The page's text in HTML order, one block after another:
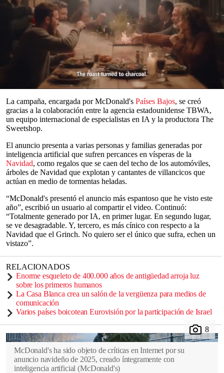
seconds
seconds
Read in English
McDonald's ha sido objeto de intensas críticas en Internet por su
anuncio navideño de 2025, creado íntegramente coninteligencia
El gigante de la comida rápida es la última gran empresa que ha
realizado una campaña publicitaria generada totalmente por
inteligencia artificial, después deCoca-Cola, cuyo anuncio también
causó rechazo en Internet.
La campaña, encargada por McDonald's Países Bajos, se creó
gracias a la colaboración entre la agencia estadounidense TBWA,
un equipo internacional de especialistas en IA y la productora The
Sweetshop.
El anuncio presenta a varias personas y familias generadas por
inteligencia artificial que sufren percances en vísperas de la
Navidad, como regalos que se caen del techo de los automóviles,
árboles de Navidad que explotan y cantantes de villancicos que
actúan en medio de tormentas heladas.
“McDonald's presentó el anuncio más espantoso que he visto este
año”, escribió un usuario al compartir el video. Continuó:
“Totalmente generado por IA, en primer lugar. En segundo lugar,
se ve desagradable. Y, tercero, es más cínico con respecto a la
Navidad que el Grinch. No quiero ser el único que sufra, echen un
vistazo”.
RELACIONADOS
Enorme esqueleto de 400.000 años de antigüedad arroja luz
sobre los primeros humanos
La Casa Blanca crea un salón de la vergüenza para medios de
comunicación
Varios países boicotean Eurovisión por la participación de Israel
McDonald's ha sido objeto de críticas en Internet por su
anuncio navideño de 2025, creado íntegramente con
inteligencia artificial (McDonald's)